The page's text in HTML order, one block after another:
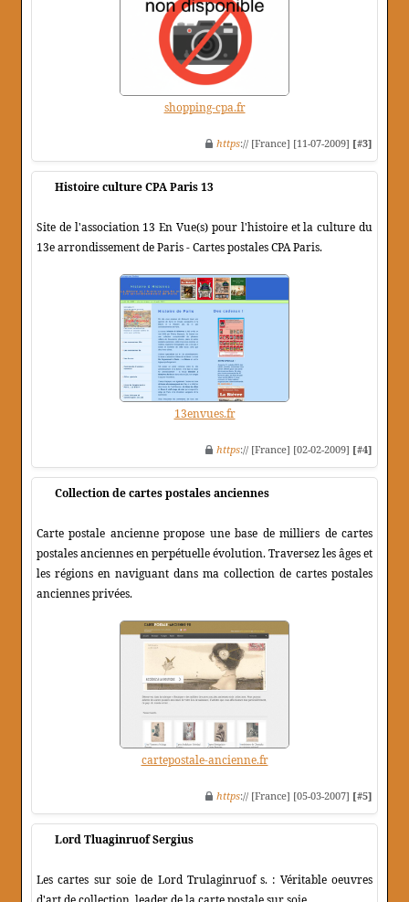
shopping-cpa.fr
https:// [France] [11-07-2009] [#3]
Histoire culture CPA Paris 13
Site de l'association 13 En Vue(s) pour l'histoire et la culture du
13e arrondissement de Paris - Cartes postales CPA Paris.
13envues.fr
https:// [France] [02-02-2009] [#4]
Collection de cartes postales anciennes
Carte postale ancienne propose une base de milliers de cartes
postales anciennes en perpétuelle évolution. Traversez les âges et
les régions en naviguant dans ma collection de cartes postales
anciennes privées.
cartepostale-ancienne.fr
https:// [France] [05-03-2007] [#5]
Lord Tluaginruof Sergius
Les cartes sur soie de Lord Trulaginruof s. : Véritable oeuvres